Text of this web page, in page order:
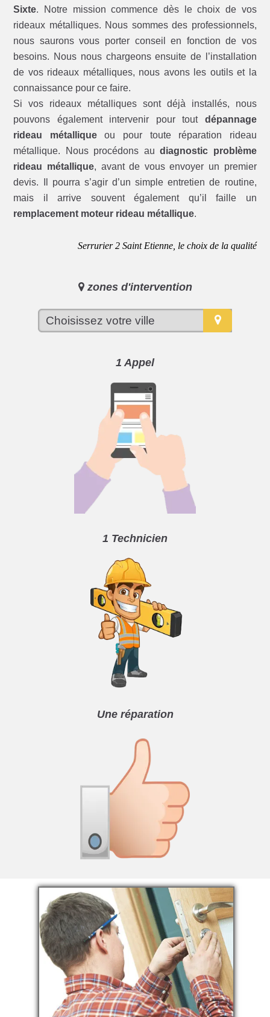
Sixte. Notre mission commence dès le choix de vos
rideaux métalliques. Nous sommes des professionnels,
nous saurons vous porter conseil en fonction de vos
besoins. Nous nous chargeons ensuite de l’installation
de vos rideaux métalliques, nous avons les outils et la
connaissance pour ce faire.
Si vos rideaux métalliques sont déjà installés, nous
pouvons également intervenir pour tout dépannage
rideau métalliqueou pour toute réparation rideau
métallique. Nous procédons audiagnostic problème
rideau métallique, avant de vous envoyer un premier
devis. Il pourra s’agir d’un simple entretien de routine,
mais il arrive souvent également qu’il faille un
remplacement moteur rideau métallique.
Serrurier 2 Saint Etienne, le choix de la qualité
zones d'intervention
1 Appel
1 Technicien
Une réparation